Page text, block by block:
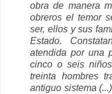
obra de manera
obreros el temor
ser, ellos y sus
Estado.
atendida por una
cinco o seis
treinta hombres
antiguo sistema